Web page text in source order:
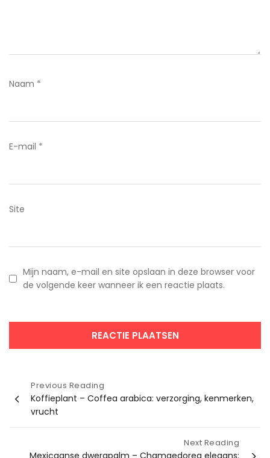
Naam *
E-mail *
Site
Mijn naam, e-mail en site opslaan in deze browser voor
de volgende keer wanneer ik een reactie plaats.
Bericht
navigatie
Previous Reading
Koffieplant – Coffea arabica: verzorging, kenmerken,
vrucht
Next Reading